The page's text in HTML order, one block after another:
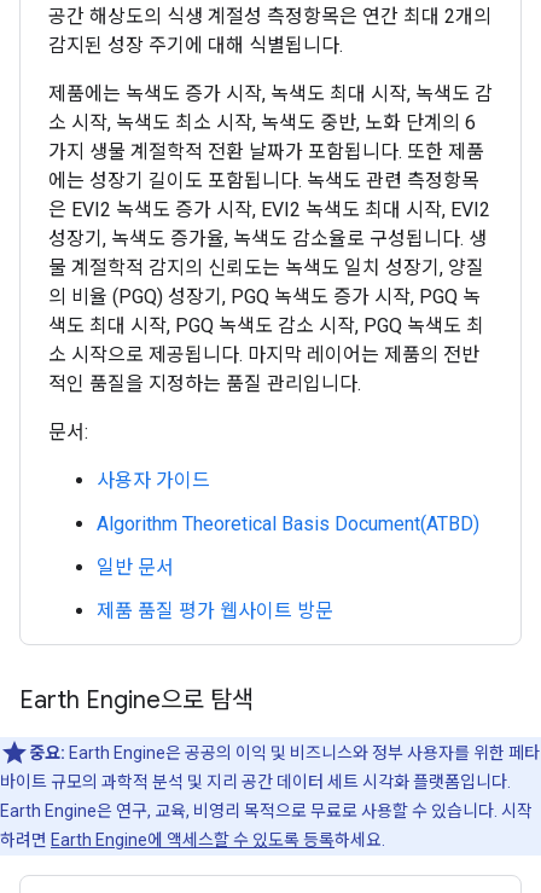
공간 해상도의 식생 계절성 측정항목은 연간 최대 2개의
감지된 성장 주기에 대해 식별됩니다.
제품에는 녹색도 증가 시작, 녹색도 최대 시작, 녹색도 감
소 시작, 녹색도 최소 시작, 녹색도 중반, 노화 단계의 6
가지 생물 계절학적 전환 날짜가 포함됩니다. 또한 제품
에는 성장기 길이도 포함됩니다. 녹색도 관련 측정항목
은 EVI2 녹색도 증가 시작, EVI2 녹색도 최대 시작, EVI2
성장기, 녹색도 증가율, 녹색도 감소율로 구성됩니다. 생
물 계절학적 감지의 신뢰도는 녹색도 일치 성장기, 양질
의 비율 (PGQ) 성장기, PGQ 녹색도 증가 시작, PGQ 녹
색도 최대 시작, PGQ 녹색도 감소 시작, PGQ 녹색도 최
소 시작으로 제공됩니다. 마지막 레이어는 제품의 전반
적인 품질을 지정하는 품질 관리입니다.
문서:
사용자 가이드
Algorithm Theoretical Basis Document(ATBD)
일반 문서
제품 품질 평가 웹사이트 방문
Earth Engine으로 탐색
중요: Earth Engine은 공공의 이익 및 비즈니스와 정부 사용자를 위한 페타
바이트 규모의 과학적 분석 및 지리 공간 데이터 세트 시각화 플랫폼입니다.
Earth Engine은 연구, 교육, 비영리 목적으로 무료로 사용할 수 있습니다. 시작
하려면 Earth Engine에 액세스할 수 있도록 등록하세요.